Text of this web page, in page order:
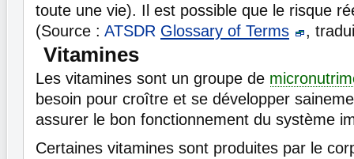
toute une vie). Il est possible que le risque
(Source : ATSDR Glossary of Terms ,
Vitamines
Les vitamines sont un groupe de
besoin pour croître et se développer
assurer le bon fonctionnement du système
Certaines vitamines sont produites par le